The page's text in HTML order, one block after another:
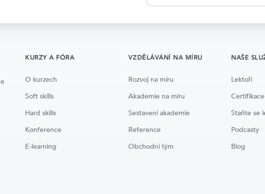
KURZY A FÓRA
O kurzech
Soft skills
Hard skills
Konference
E-learning
VZDĚLÁVÁNÍ NA MÍRU
Rozvoj na míru
Akademie na míru
Sestavení akademie
Reference
Obchodní tým
NAŠE
Lektoři
Certifikace
Staňte se
Podcasty
Blog